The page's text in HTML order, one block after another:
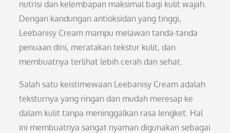
nutrisi dan kelembapan maksimal bagi kulit wajah.
Dengan kandungan antioksidan yang tinggi,
Leebanisy Cream mampu melawan tanda-tanda
penuaan dini, meratakan tekstur kulit, dan
membuatnya terlihat lebih cerah dan sehat.
Salah satu keistimewaan Leebanisy Cream adalah
teksturnya yang ringan dan mudah meresap ke
dalam kulit tanpa meninggalkan rasa lengket. Hal
ini membuatnya sangat nyaman digunakan sebagai